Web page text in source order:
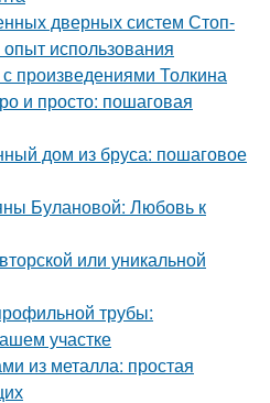
дверных систем Стоп-
использования
произведениями Толкина
и просто: пошаговая
дом из бруса: пошаговое
Булановой: Любовь к
или уникальной
трубы:
участке
из металла: простая